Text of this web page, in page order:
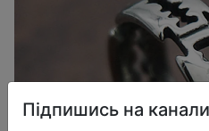
Підпишись на